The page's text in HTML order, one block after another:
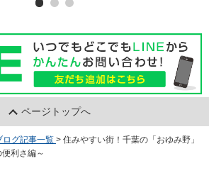
ページトップへ
ログ記事一覧 > 住みやすい街！千葉の「おゆみ野」
利さ編～